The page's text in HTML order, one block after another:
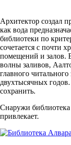
Архитектор создал
как вода
библиотеки по
сочетается с почти
помещений и залов.
волны заливов,
главного
двухтысячных
сохранить.
Снаружи
привлекает.